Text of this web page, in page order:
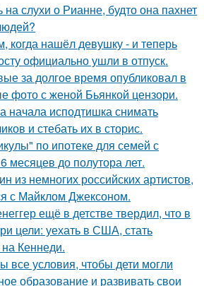
слухи о Рианне, будто она пахнет
когда нашёл девушку - и теперь
официально ушли в отпуск.
за долгое время опубликовал в
фото с женой Бьянкой цензори.
начала исподтишка снимать
и стебать их в сторис.
по ипотеке для семей с
месяцев до полутора лет.
из немногих российских артистов,
с Майклом Джексоном.
ещё в детстве твердил, что в
цели: уехать в США, стать
Кеннеди.
все условия, чтобы дети могли
образование и развивать свои